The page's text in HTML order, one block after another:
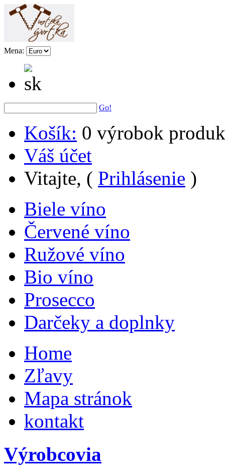
Mena:
Go!
Košík: 0 výrobok
Váš účet
Vitajte, ( Prihlásenie )
Biele víno
Červené víno
Ružové víno
Bio víno
Prosecco
Darčeky a doplnky
Home
Zľavy
Mapa stránok
kontakt
Výrobcovia